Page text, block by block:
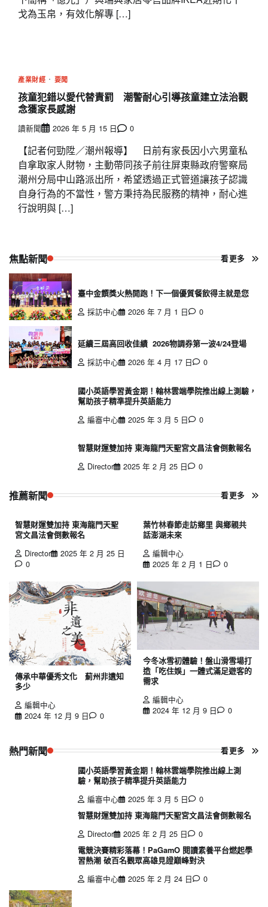
戈為玉帛，有效化解專 […]
產業財經 要聞
孩童犯錯以愛代替責罰 潮警耐心引導孩童建立法治觀
念獲家長感謝
讀新聞 2026 年 5 月 15 日 0
【記者何勁陞／潮州報導】 日前有家長因小六男童私
自拿取家人財物，主動帶同孩子前往屏東縣政府警察局
潮州分局中山路派出所，希望透過正式管道讓孩子認識
自身行為的不當性，警方秉持為民服務的精神，耐心進
行說明與 […]
焦點新聞 看更多
臺中金饌獎火熱開跑！下一個優質餐飲得主就是您
採訪中心
2026 年 7 月 1 日 0
延續三屆高回收佳績 2026物調券第一波4/24登場
採訪中心
2026 年 4 月 17 日 0
國小英語學習黃金期！翰林雲端學院推出線上測驗，
幫助孩子精準提升英語能力
編審中心
2025 年 3 月 5 日 0
智慧財運雙加持 東海龍門天聖宮文昌法會倒數報名
Director
2025 年 2 月 25 日 0
推薦新聞 看更多
智慧財運雙加持 東海龍門天聖
宮文昌法會倒數報名
Director
2025 年 2 月 25 日
0
葉竹林春節走訪鄉里 與鄉親共
話澎湖未來
編輯中心
2025 年 2 月 1 日
0
傳承中華優秀文化 薊州非遺知
多少
編輯中心
2024 年 12 月 9 日
0
今冬冰雪初體驗！盤山滑雪場打
造「吃住娛」一體式滿足遊客的
需求
編輯中心
2024 年 12 月 9 日
0
熱門新聞 看更多
國小英語學習黃金期！翰林雲端學院推出線上測
驗，幫助孩子精準提升英語能力
編審中心
2025 年 3 月 5 日
0
智慧財運雙加持 東海龍門天聖宮文昌法會倒數報名
Director
2025 年 2 月 25 日
0
電競決賽精彩落幕！PaGamO 閱讀素養平台燃起學
習熱潮 破百名觀眾高雄見證巔峰對決
編審中心
2025 年 2 月 24 日 0